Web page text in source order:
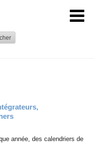
année, des calendriers de